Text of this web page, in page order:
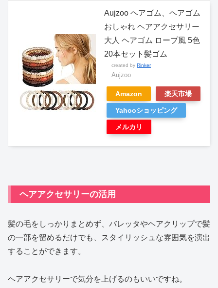
Aujzoo ヘアゴム、ヘアゴム
おしゃれ ヘアアクセサリー
大人 ヘアゴム ロープ風 5色
20本セット髪ゴム
created by Rinker
Aujzoo
Amazon 楽天市場
Yahooショッピング
メルカリ
ヘアアクセサリーの活用
髪の毛をしっかりまとめず、バレッタやヘアクリップで髪
の一部を留めるだけでも、スタイリッシュな雰囲気を演出
することができます。
ヘアアクセサリーで気分を上げるのもいいですね。